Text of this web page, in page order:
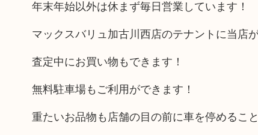
年末年始以外は休まず毎日営業しています！
マックスバリュ加古川西店のテナントに当店が
査定中にお買い物もできます！
無料駐車場もご利用ができます！
重たいお品物も店舗の目の前に車を停めるこ